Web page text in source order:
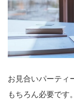
お見合いパーティ
もちろん必要です